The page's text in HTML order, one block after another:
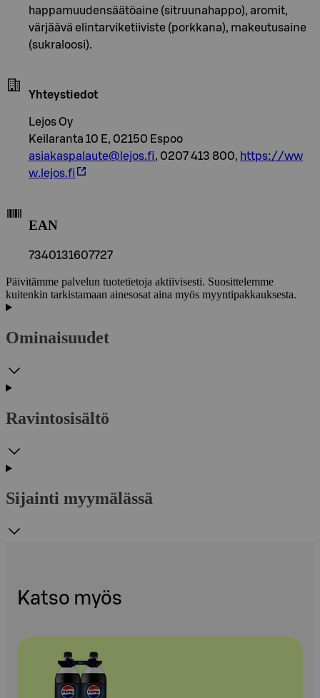
happamuudensäätöaine (sitruunahappo), aromit,
värjäävä elintarviketiiviste (porkkana), makeutusaine
(sukraloosi).
Yhteystiedot
Lejos Oy
Keilaranta 10 E, 02150 Espoo
asiakaspalaute@lejos.fi, 0207 413 800, https://ww
w.lejos.fi
EAN
7340131607727
Päivitämme palvelun tuotetietoja aktiivisesti. Suosittelemme
kuitenkin tarkistamaan ainesosat aina myös myyntipakkauksesta.
Ominaisuudet
Ravintosisältö
Sijainti myymälässä
Katso myös